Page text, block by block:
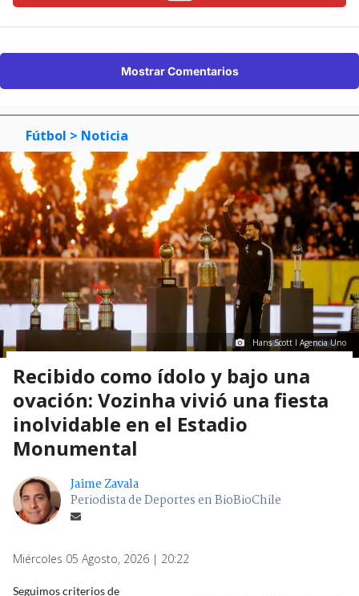
Mostrar Comentarios
Fútbol > Noticia
Hans Scott I Agencia Uno
Recibido como ídolo y bajo una
ovación: Vozinha vivió una fiesta
inolvidable en el Estadio
Monumental
Jaime Zavala
Periodista de Deportes en BioBioChile
Miércoles 05 Agosto, 2026 | 20:22
Seguimos criterios de